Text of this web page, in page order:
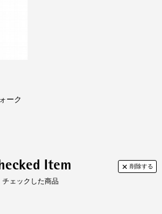
ご注文金額に応じて手数料が異なります。
ーク
Item
チェックした商品